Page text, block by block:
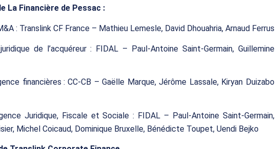
La Financière de Pessac :
: Translink CF France – Mathieu Lemesle, David Dhouahria, Arnaud Ferrus
de l’acquéreur : FIDAL – Paul-Antoine Saint-Germain, Guillemine
financières : CC-CB – Gaëlle Marque, Jérôme Lassale, Kiryan Duizabo
Juridique, Fiscale et Sociale : FIDAL – Paul-Antoine Saint-Germain,
Michel Coicaud, Dominique Bruxelle, Bénédicte Toupet, Uendi Bejko